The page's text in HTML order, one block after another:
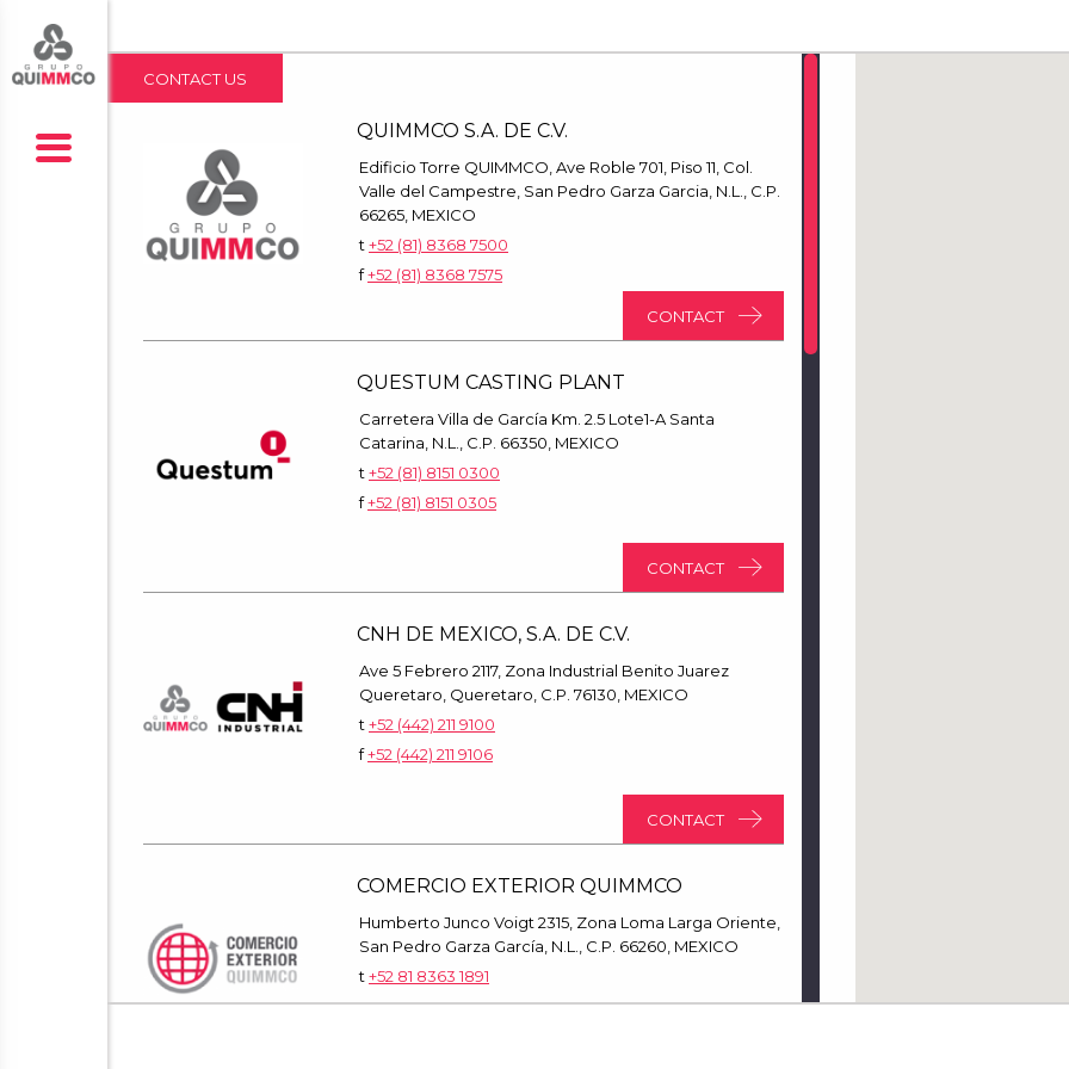
QUIMMCO S.A. DE C.V.
Edificio Torre QUIMMCO, Ave Roble 701, Piso 11, Col.
Valle del Campestre, San Pedro Garza Garcia, N.L., C.P.
66265, MEXICO
t +52 (81) 8368 7500
f+52 (81) 8368 7575
CONTACT
QUESTUM CASTING PLANT
Carretera Villa de García Km. 2.5 Lote1-A Santa
Catarina, N.L., C.P. 66350, MEXICO
t +52 (81) 8151 0300
f+52 (81) 8151 0305
CONTACT
CNH DE MEXICO, S.A. DE C.V.
Ave 5 Febrero 2117, Zona Industrial Benito Juarez
Queretaro, Queretaro, C.P. 76130, MEXICO
t +52 (442) 211 9100
f+52 (442) 211 9106
CONTACT
COMERCIO EXTERIOR QUIMMCO
Humberto Junco Voigt 2315, Zona Loma Larga Oriente,
San Pedro Garza García, N.L., C.P. 66260, MEXICO
t +52 81 8363 1891
CONTACT US